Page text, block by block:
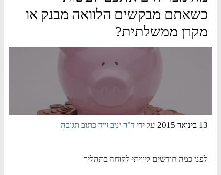
כשאתם מבקשים הלוואה מבנק או
מקרן ממשלתית?
13 בינואר 2015 על ידיד"ר יניב זייד כתוב תגובה
לפני כמה חודשים ליוויתי לקוחה בתהליך